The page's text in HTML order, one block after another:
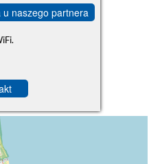
u naszego partnera